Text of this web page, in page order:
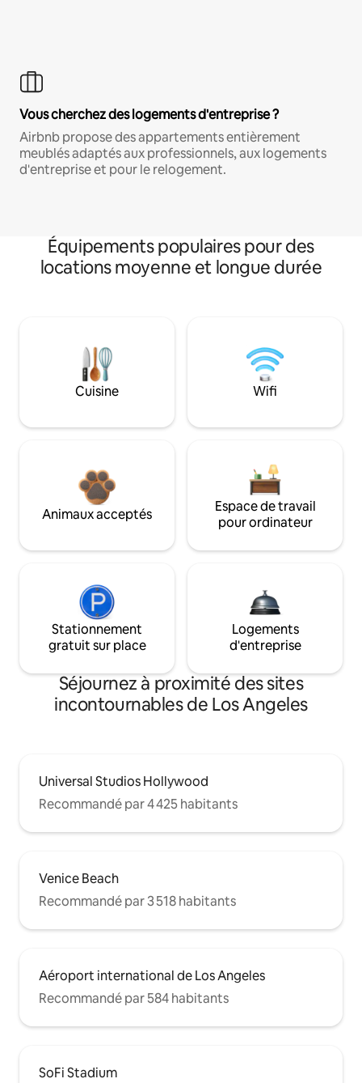
Vous cherchez des logements d'entreprise ?
Airbnb propose des appartements entièrement
meublés adaptés aux professionnels, aux logements
d'entreprise et pour le relogement.
Équipements populaires pour des
locations moyenne et longue durée
Cuisine Wifi
Animaux acceptés
Espace de travail
pour ordinateur
Stationnement
gratuit sur place
Logements
d'entreprise
Séjournez à proximité des sites
incontournables de Los Angeles
Universal Studios Hollywood
Recommandé par 4 425 habitants
Venice Beach
Recommandé par 3 518 habitants
Aéroport international de Los Angeles
Recommandé par 584 habitants
SoFi Stadium